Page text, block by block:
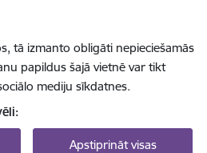
tā izmanto obligāti nepieciešamās
papildus šajā vietnē var tikt
mediju sīkdatnes.
Apstiprināt visas